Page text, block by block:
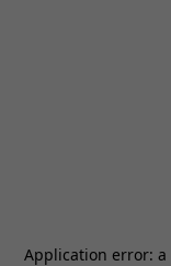
Application error: a